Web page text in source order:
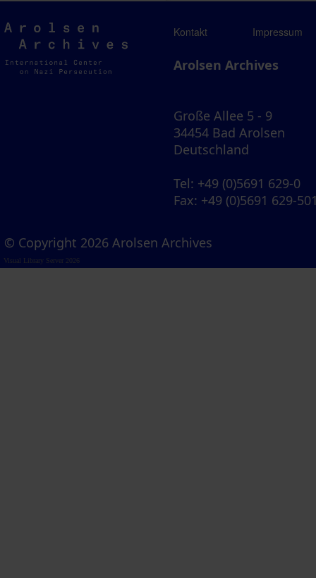
Arolsen
Archives
Kontakt Impressum
Arolsen Archives
Große Allee 5 - 9
34454 Bad Arolsen
Deutschland
Tel: +49 (0)5691 629-0
Fax: +49 (0)5691 629-
© Copyright 2026 Arolsen Archives
Visual Library Server 2026